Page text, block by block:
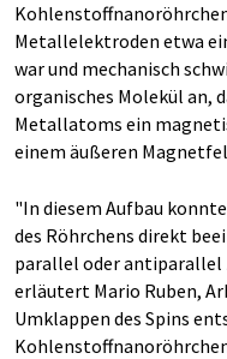
Metallelektroden etwa
war und mechanisch
organisches Molekül an,
Metallatoms ein
einem äußeren
"In diesem Aufbau
des Röhrchens direkt
parallel oder
erläutert Mario Ruben,
Umklappen des Spins